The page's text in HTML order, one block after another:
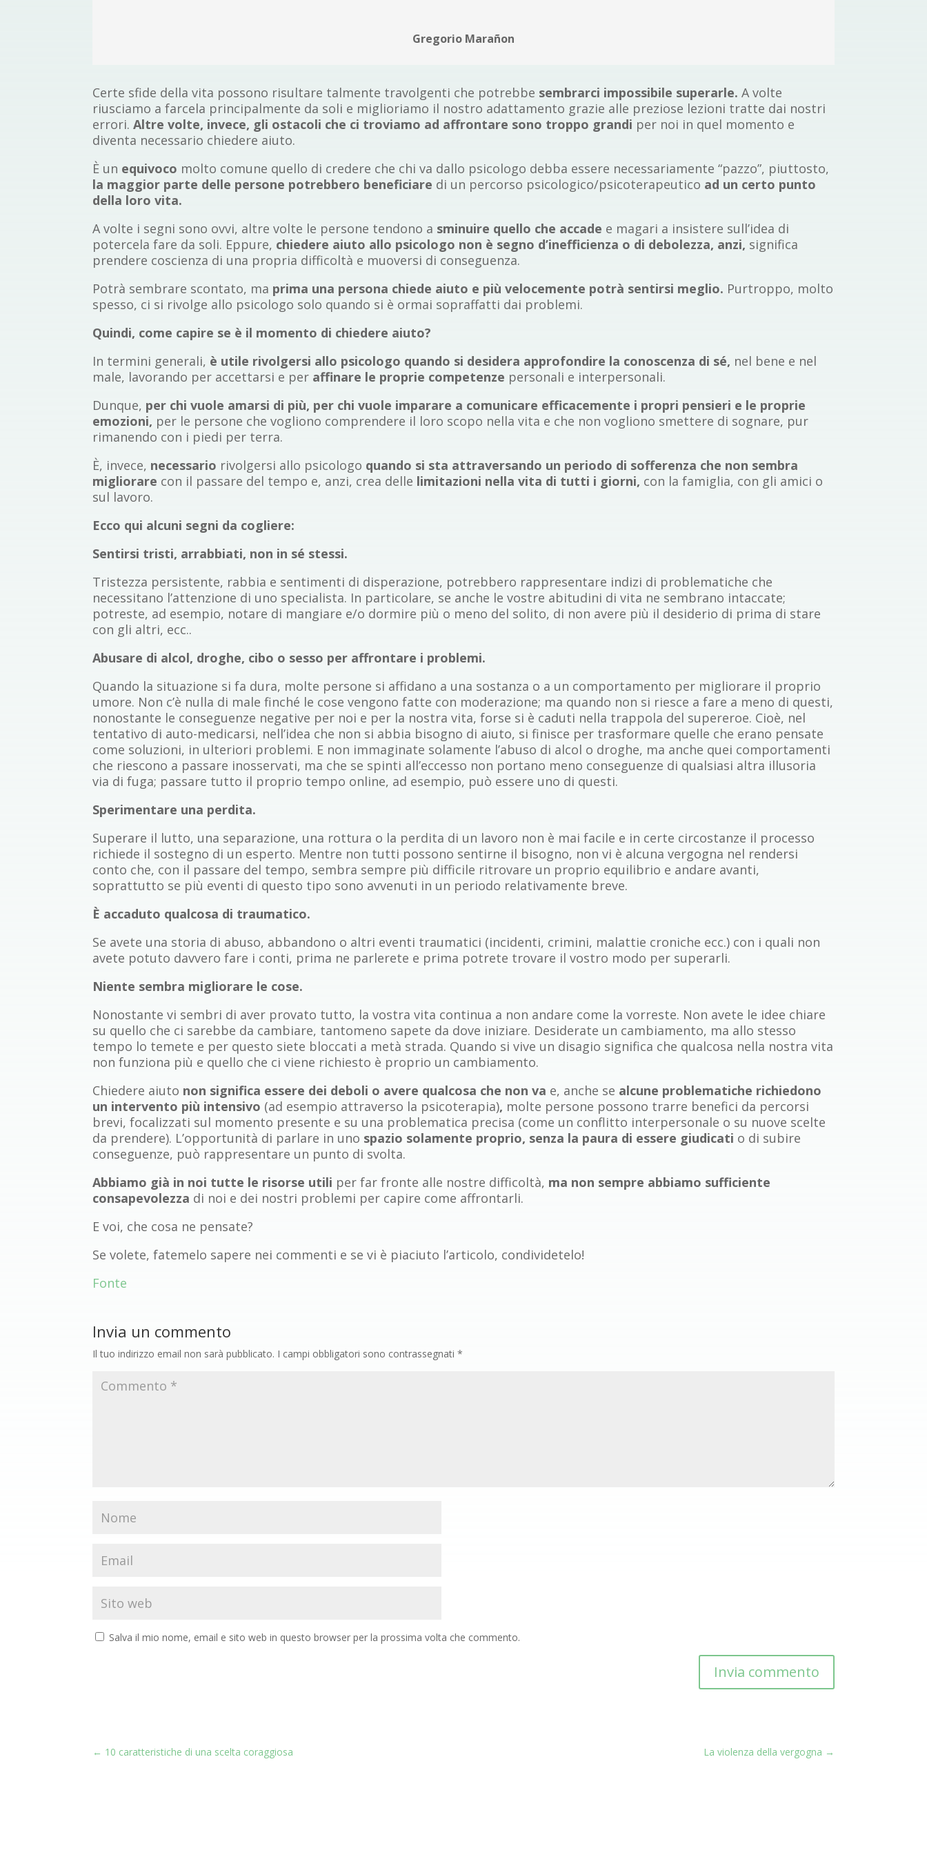
Gregorio Marañon
Certe sfide della vita possono risultare talmente travolgenti che potrebbe sembrarci impossibile superarle.A volte
riusciamo a farcela principalmente da soli e miglioriamo il nostro adattamento grazie alle preziose lezioni tratte dai nostri
errori. Altre volte, invece, gli ostacoli che ci troviamo ad affrontare sono troppo grandi per noi in quel momento e
diventa necessario chiedere aiuto.
È un equivoco molto comune quello di credere che chi va dallo psicologo debba essere necessariamente “pazzo”, piuttosto,
la maggior parte delle persone potrebbero beneficiare di un percorso psicologico/psicoterapeutico ad un certo punto
della loro vita.
A volte i segni sono ovvi, altre volte le persone tendono a sminuire quello che accade e magari a insistere sull’idea di
potercela fare da soli. Eppure, chiedere aiuto allo psicologo non è segno d’inefficienza o di debolezza, anzi, significa
prendere coscienza di una propria difficoltà e muoversi di conseguenza.
Potrà sembrare scontato, ma prima una persona chiede aiuto e più velocemente potrà sentirsi meglio. Purtroppo, molto
spesso, ci si rivolge allo psicologo solo quando si è ormai sopraffatti dai problemi.
Quindi, come capire se è il momento di chiedere aiuto?
In termini generali, è utile rivolgersi allo psicologo quando si desidera approfondire la conoscenza di sé, nel bene e nel
male, lavorando per accettarsi e per affinare le proprie competenze personali e interpersonali.
Dunque, per chi vuole amarsi di più, per chi vuole imparare a comunicare efficacemente i propri pensieri e le proprie
emozioni, per le persone che vogliono comprendere il loro scopo nella vita e che non vogliono smettere di sognare, pur
rimanendo con i piedi per terra.
È, invece, necessario rivolgersi allo psicologo quando si sta attraversando un periodo di sofferenza che non sembra
migliorare con il passare del tempo e, anzi, crea delle limitazioni nella vita di tutti i giorni, con la famiglia, con gli amici o
sul lavoro.
Ecco qui alcuni segni da cogliere:
Sentirsi tristi, arrabbiati, non in sé stessi.
Tristezza persistente, rabbia e sentimenti di disperazione, potrebbero rappresentare indizi di problematiche che
necessitano l’attenzione di uno specialista. In particolare, se anche le vostre abitudini di vita ne sembrano intaccate;
potreste, ad esempio, notare di mangiare e/o dormire più o meno del solito, di non avere più il desiderio di prima di stare
con gli altri, ecc..
Abusare di alcol, droghe, cibo o sesso per affrontare i problemi.
Quando la situazione si fa dura, molte persone si affidano a una sostanza o a un comportamento per migliorare il proprio
umore. Non c’è nulla di male finché le cose vengono fatte con moderazione; ma quando non si riesce a fare a meno di questi,
nonostante le conseguenze negative per noi e per la nostra vita, forse si è caduti nella trappola del supereroe. Cioè, nel
tentativo di auto-medicarsi, nell’idea che non si abbia bisogno di aiuto, si finisce per trasformare quelle che erano pensate
come soluzioni, in ulteriori problemi. E non immaginate solamente l’abuso di alcol o droghe, ma anche quei comportamenti
che riescono a passare inosservati, ma che se spinti all’eccesso non portano meno conseguenze di qualsiasi altra illusoria
via di fuga; passare tutto il proprio tempo online, ad esempio, può essere uno di questi.
Sperimentare una perdita.
Superare il lutto, una separazione, una rottura o la perdita di un lavoro non è mai facile e in certe circostanze il processo
richiede il sostegno di un esperto. Mentre non tutti possono sentirne il bisogno, non vi è alcuna vergogna nel rendersi
conto che, con il passare del tempo, sembra sempre più difficile ritrovare un proprio equilibrio e andare avanti,
soprattutto se più eventi di questo tipo sono avvenuti in un periodo relativamente breve.
È accaduto qualcosa di traumatico.
Se avete una storia di abuso, abbandono o altri eventi traumatici (incidenti, crimini, malattie croniche ecc.) con i quali non
avete potuto davvero fare i conti, prima ne parlerete e prima potrete trovare il vostro modo per superarli.
Niente sembra migliorare le cose.
Nonostante vi sembri di aver provato tutto, la vostra vita continua a non andare come la vorreste. Non avete le idee chiare
su quello che ci sarebbe da cambiare, tantomeno sapete da dove iniziare. Desiderate un cambiamento, ma allo stesso
tempo lo temete e per questo siete bloccati a metà strada. Quando si vive un disagio significa che qualcosa nella nostra vita
non funziona più e quello che ci viene richiesto è proprio un cambiamento.
Chiedere aiuto non significa essere dei deboli o avere qualcosa che non va e, anche se alcune problematiche richiedono
un intervento più intensivo (ad esempio attraverso la psicoterapia), molte persone possono trarre benefici da percorsi
brevi, focalizzati sul momento presente e su una problematica precisa (come un conflitto interpersonale o su nuove scelte
da prendere). L’opportunità di parlare in uno spazio solamente proprio, senza la paura di essere giudicati o di subire
conseguenze, può rappresentare un punto di svolta.
Abbiamo già in noi tutte le risorse utili per far fronte alle nostre difficoltà, ma non sempre abbiamo sufficiente
consapevolezza di noi e dei nostri problemi per capire come affrontarli.
E voi, che cosa ne pensate?
Se volete, fatemelo sapere nei commenti e se vi è piaciuto l’articolo, condividetelo!
Fonte
Invia un commento
Il tuo indirizzo email non sarà pubblicato. I campi obbligatori sono contrassegnati*
Salva il mio nome, email e sito web in questo browser per la prossima volta che commento.
Invia commento
← 10 caratteristiche di una scelta coraggiosa La violenza della vergogna →